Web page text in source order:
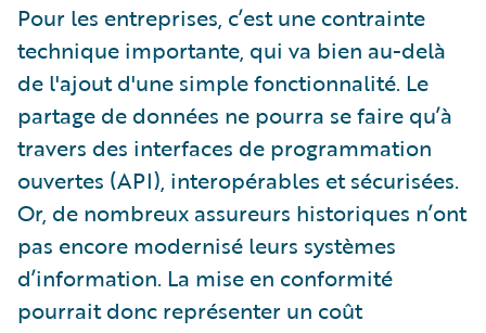
Pour les entreprises, c’est une contrainte
technique importante, qui va bien au-delà
de l'ajout d'une simple fonctionnalité. Le
partage de données ne pourra se faire qu’à
travers des interfaces de programmation
ouvertes (API), interopérables et sécurisées.
Or, de nombreux assureurs historiques n’ont
pas encore modernisé leurs systèmes
d’information. La mise en conformité
pourrait donc représenter un coût